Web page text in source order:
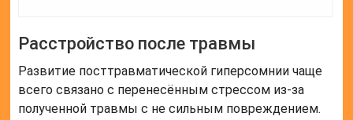
Расстройство после травмы
Развитие посттравматической гиперсомнии чаще
всего связано с перенесённым стрессом из-за
полученной травмы с не сильным повреждением.